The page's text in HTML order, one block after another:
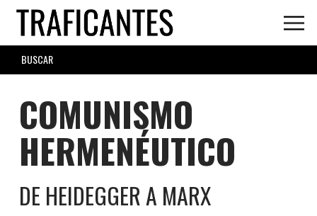
Skip
main
content
SEARCH
FORM
COMUNISMO
HERMENÉUTICO
DE HEIDEGGER A MARX